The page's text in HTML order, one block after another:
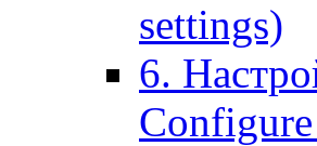
settings)
6.